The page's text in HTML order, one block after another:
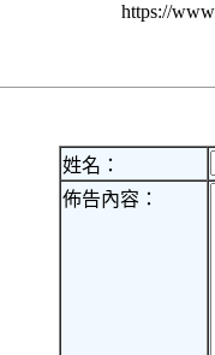
https://
姓名：
佈告內容：